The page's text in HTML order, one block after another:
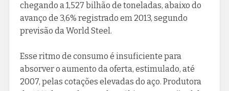
chegando a 1,527 bilhão de toneladas, abaixo do
avanço de 3,6% registrado em 2013, segundo
previsão da World Steel.
Esse ritmo de consumo é insuficiente para
absorver o aumento da oferta, estimulado, até
2007, pelas cotações elevadas do aço. Produtora